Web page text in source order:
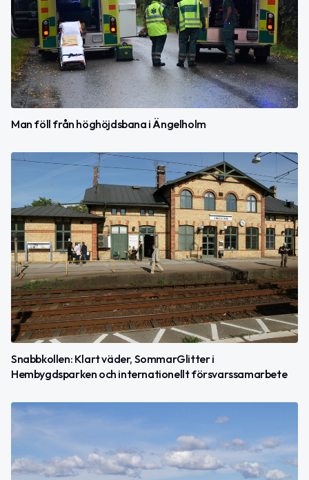
Man föll från höghöjdsbana i Ängelholm
Snabbkollen: Klart väder, SommarGlitter i
Hembygdsparken och internationellt försvarssamarbete